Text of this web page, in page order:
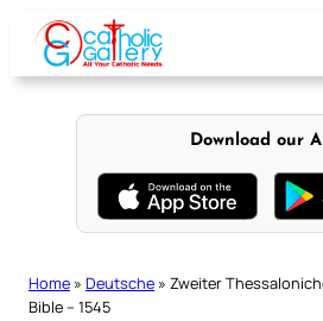
content
Download our
Home » Deutsche » Zweiter
Bible – 1545